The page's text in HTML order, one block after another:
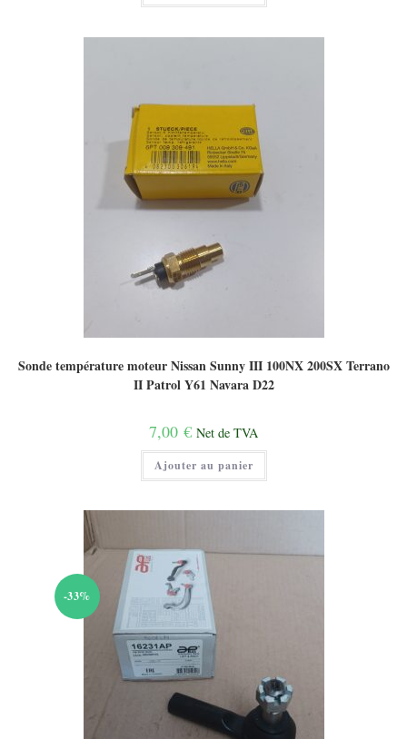
30,00 €.
Sonde température moteur Nissan Sunny III 100NX 200SX Terrano
II Patrol Y61 Navara D22
7,00 € Net de TVA
Ajouter au panier
-33%